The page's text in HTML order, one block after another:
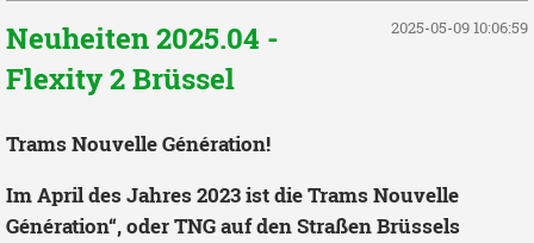
2025-05-09 10:06:59
Neuheiten 2025.04 -
Flexity 2 Brüssel
Trams Nouvelle Génération!
Im April des Jahres 2023 ist die Trams Nouvelle
Génération“, oder TNG auf den Straßen Brüssels